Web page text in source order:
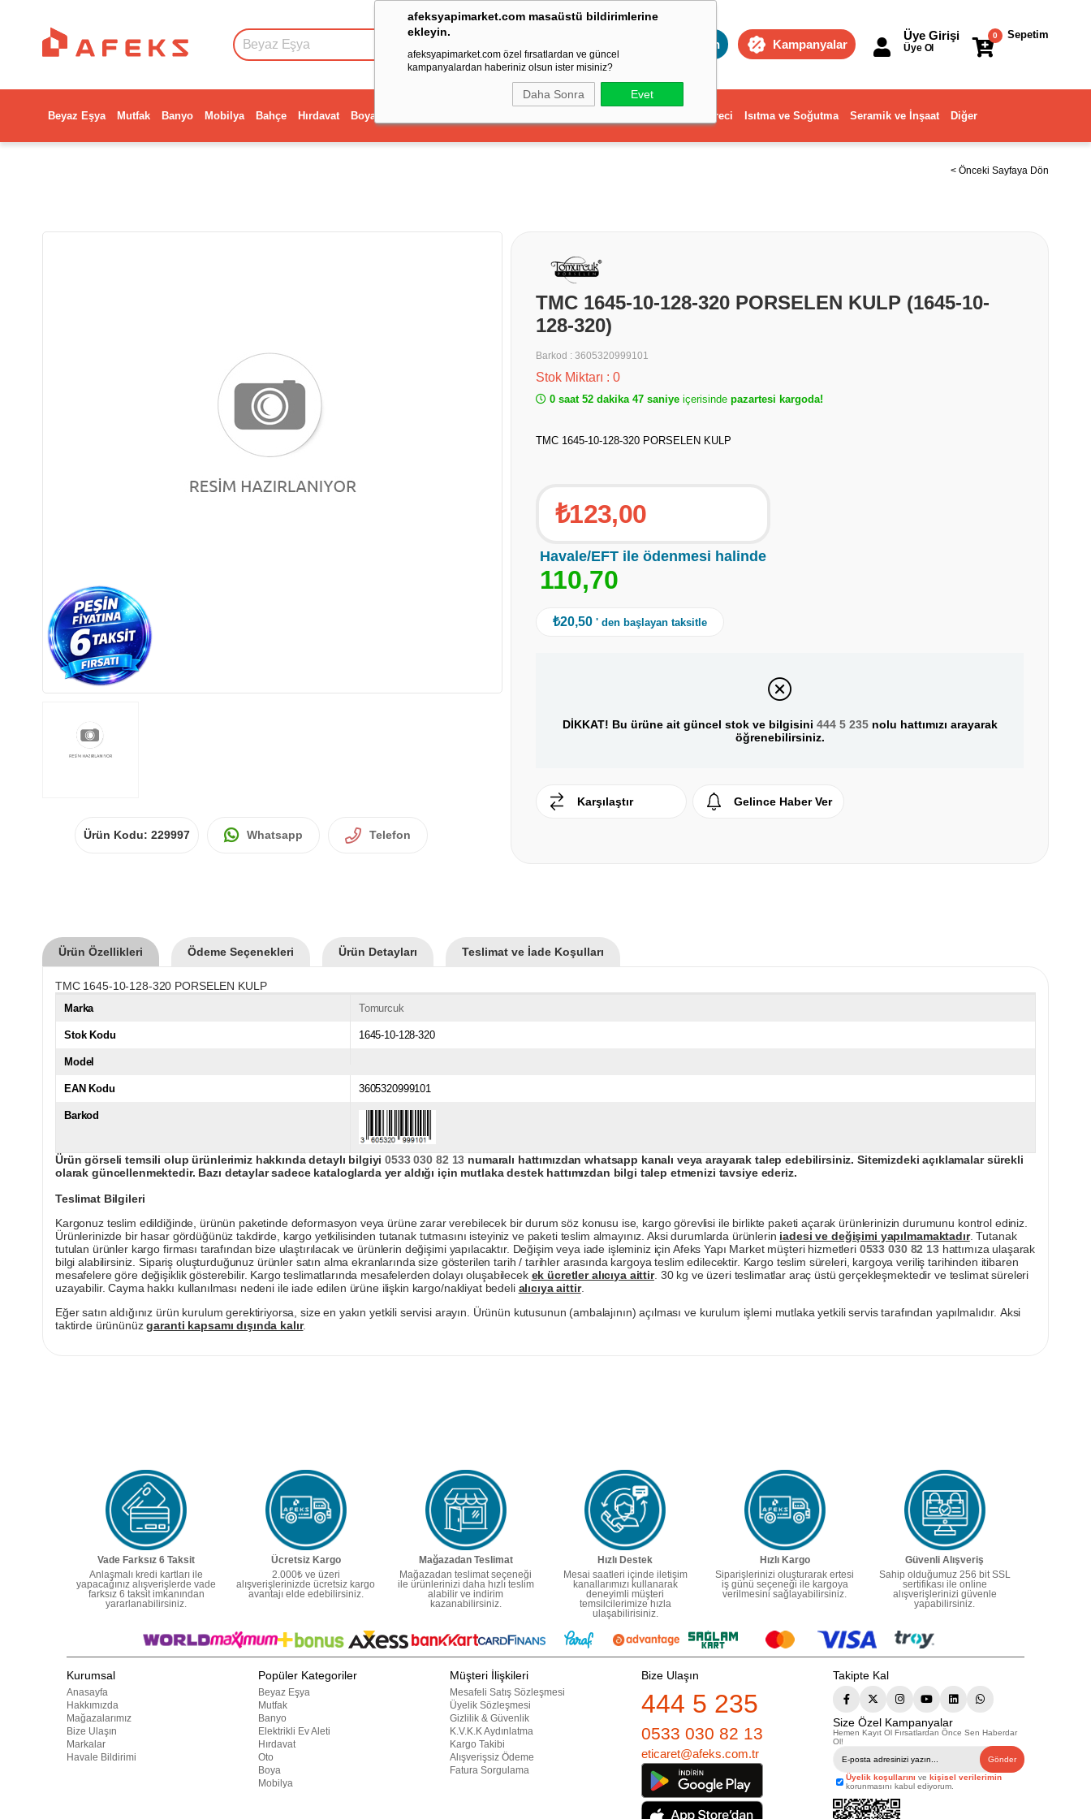
afeksyapimarket.com masaüstü bildirimlerine
ekleyin.
afeksyapimarket.com özel fırsatlardan ve güncel
kampanyalardan haberiniz olsun ister misiniz?
Daha Sonra Evet
Toptan Kampanyalar
Sepetim
0
Üye Girişi
Üye Ol
Beyaz Eşya Mutfak Banyo Mobilya Bahçe Hırdavat Boya Dekorasyon ve Ev Gereci Isıtma ve Soğutma Seramik ve İnşaat Diğer
< Önceki Sayfaya Dön
Ürün Kodu: 229997 Whatsapp Telefon
TMC 1645-10-128-320 PORSELEN KULP (1645-10-
128-320)
Barkod : 3605320999101
Stok Miktarı : 0
0 saat 52 dakika 46 saniye içerisinde pazartesi kargoda!
TMC 1645-10-128-320 PORSELEN KULP
₺123,00
Havale/EFT ile ödenmesi halinde
110,70
₺20,50 ' den başlayan taksitle
DİKKAT! Bu ürüne ait güncel stok ve bilgisini 444 5 235nolu hattımızı arayarak
öğrenebilirsiniz.
Karşılaştır Gelince Haber Ver
Ürün Özellikleri Ödeme Seçenekleri Ürün Detayları Teslimat ve İade Koşulları
TMC 1645-10-128-320 PORSELEN KULP
Marka Tomurcuk
Stok Kodu 1645-10-128-320
Model
EAN Kodu 3605320999101
Barkod
Ürün görseli temsili olup ürünlerimiz hakkında detaylı bilgiyi0533 030 82 13 numaralı hattımızdan whatsapp kanalı veya arayarak talep edebilirsiniz. Sitemizdeki açıklamalar sürekli
olarak güncellenmektedir. Bazı detaylar sadece kataloglarda yer aldığı için mutlaka destek hattımızdan bilgi talep etmenizi tavsiye ederiz.
Teslimat Bilgileri
Kargonuz teslim edildiğinde, ürünün paketinde deformasyon veya ürüne zarar verebilecek bir durum söz konusu ise, kargo görevlisi ile birlikte paketi açarak ürünlerinizin durumunu kontrol ediniz.
Ürünlerinizde bir hasar gördüğünüz takdirde, kargo yetkilisinden tutanak tutmasını isteyiniz ve paketi teslim almayınız. Aksi durumlarda ürünlerin iadesi ve değişimi yapılmamaktadır. Tutanak
tutulan ürünler kargo firması tarafından bize ulaştırılacak ve ürünlerin değişimi yapılacaktır. Değişim veya iade işleminiz için Afeks Yapı Market müşteri hizmetleri 0533 030 82 13hattımıza ulaşarak
bilgi alabilirsiniz. Sipariş oluşturduğunuz ürünler satın alma ekranlarında size gösterilen tarih / tarihler arasında kargoya teslim edilecektir. Kargo teslim süreleri, kargoya veriliş tarihinden itibaren
mesafelere göre değişiklik gösterebilir. Kargo teslimatlarında mesafelerden dolayı oluşabilecek ek ücretler alıcıya aittir. 30 kg ve üzeri teslimatlar araç üstü gerçekleşmektedir ve teslimat süreleri
uzayabilir. Cayma hakkı kullanılması nedeni ile iade edilen ürüne ilişkin kargo/nakliyat bedeli alıcıya aittir.
Eğer satın aldığınız ürün kurulum gerektiriyorsa, size en yakın yetkili servisi arayın. Ürünün kutusunun (ambalajının) açılması ve kurulum işlemi mutlaka yetkili servis tarafından yapılmalıdır. Aksi
taktirde ürününüzgaranti kapsamı dışında kalır.
Vade Farksız 6 Taksit
Anlaşmalı kredi kartları ile
yapacağınız alışverişlerde vade
farksız 6 taksit imkanından
yararlanabilirsiniz.
Ücretsiz Kargo
2.000₺ ve üzeri
alışverişlerinizde ücretsiz kargo
avantajı elde edebilirsiniz.
Mağazadan Teslimat
Mağazadan teslimat seçeneği
ile ürünlerinizi daha hızlı teslim
alabilir ve indirim
kazanabilirsiniz.
Hızlı Destek
Mesai saatleri içinde iletişim
kanallarımızı kullanarak
deneyimli müşteri
temsilcilerimize hızla
ulaşabilirisiniz.
Hızlı Kargo
Siparişlerinizi oluşturarak ertesi
iş günü seçeneği ile kargoya
verilmesini sağlayabilirsiniz.
Güvenli Alışveriş
Sahip olduğumuz 256 bit SSL
sertifikası ile online
alışverişlerinizi güvenle
yapabilirsiniz.
Kurumsal
Anasayfa
Hakkımızda
Mağazalarımız
Bize Ulaşın
Markalar
Havale Bildirimi
Popüler Kategoriler
Beyaz Eşya
Mutfak
Banyo
Elektrikli Ev Aleti
Hırdavat
Oto
Boya
Mobilya
Müşteri İlişkileri
Mesafeli Satış Sözleşmesi
Üyelik Sözleşmesi
Gizlilik & Güvenlik
K.V.K.K Aydınlatma
Kargo Takibi
Alışverişsiz Ödeme
Fatura Sorgulama
Bize Ulaşın
444 5 235
0533 030 82 13
eticaret@afeks.com.tr
Takipte Kal
Size Özel Kampanyalar
Hemen Kayıt Ol Fırsatlardan Önce Sen Haberdar
Ol!
Gönder
Üyelik koşullarını ve kişisel verilerimin
korunmasını kabul ediyorum.